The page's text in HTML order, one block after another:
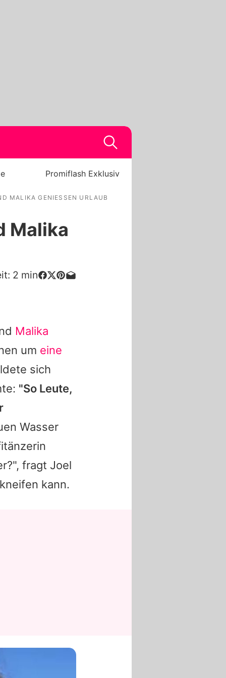
Promiflash Exklusiv
MALIKA GENIESSEN URLAUB
Malika
2 min
Malika
um eine
sich
"So Leute,
Wasser
fragt Joel
kann.